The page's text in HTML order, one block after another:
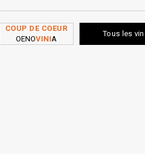
COUP DE COEUR
OENOVINIA
Tous les